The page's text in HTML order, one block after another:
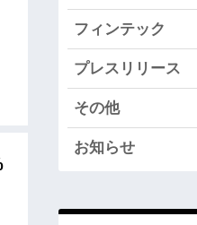
フィンテック
プレスリリース
その他
お知らせ